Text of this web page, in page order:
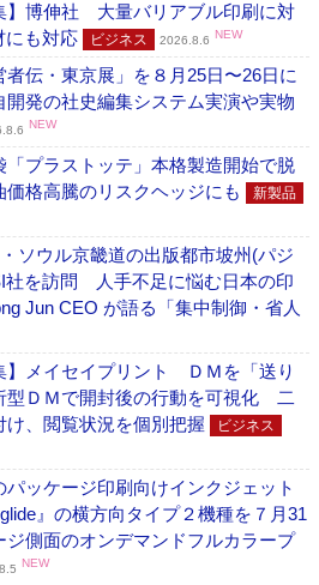
】博伸社 大量バリアブル印刷に対
にも対応
ビジネス 2026.8.6 NEW
伝・東京展」を８月25日〜26日に
発の社史編集システム実演や実物
NEW
プラストッテ」本格製造開始で脱
格高騰のリスクヘッジにも
新製品
ソウル京畿道の出版都市坡州(パジ
社を訪問 人手不足に悩む日本の印
Jun CEO が語る「集中制御・省人
】メイセイプリント ＤＭを「送り
型ＤＭで開封後の行動を可視化 二
、閲覧状況を個別把握
ビジネス
ッケージ印刷向けインクジェット
』の横方向タイプ２機種を７月31
ジ側面のオンデマンドフルカラープ
NEW